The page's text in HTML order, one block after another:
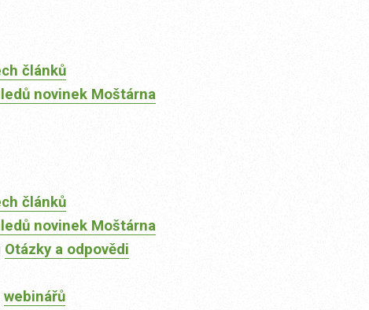
článků
novinek Moštárna
článků
novinek Moštárna
Otázky a odpovědi
webinářů